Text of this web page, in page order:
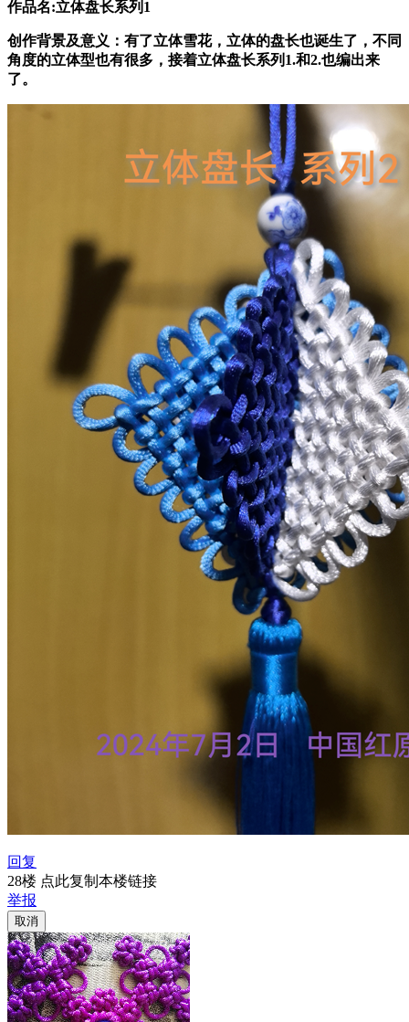
作品名:立体盘长系列 1
创作背景及意义： 有了立体雪花，立体的盘长也诞生了，不同
角度的立体型也有很多 ，接着立体盘长系列 1.和2.也编出来
了。
回复
28楼 点此复制本楼链接
举报
取消